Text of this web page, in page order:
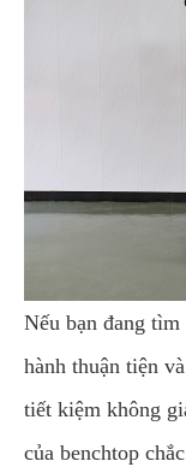
Nếu bạn đang
hành thuận tiện
tiết kiệm không
của benchtop